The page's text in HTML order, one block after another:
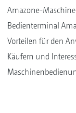
Amazone-
Bedienterminal
Vorteilen für den
Käufern und